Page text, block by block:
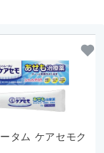
タム ケアセモク